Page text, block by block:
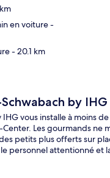
en voiture-
- 20.1 km
by IHG
vous installe à moins
Les gourmands
petits plus offerts sur
personnel attentionné et